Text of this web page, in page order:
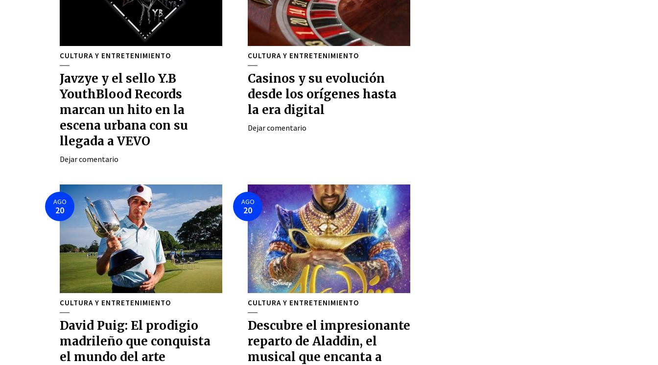
CULTURA Y ENTRETENIMIENTO
Javzye y el sello Y.B
YouthBlood Records
marcan un hito en la
escena urbana con su
llegada a VEVO
Dejar comentario
CULTURA Y ENTRETENIMIENTO
Casinos y su evolución
desde los orígenes hasta
la era digital
Dejar comentario
AGO
20
CULTURA Y ENTRETENIMIENTO
David Puig: El prodigio
madrileño que conquista
el mundo del arte
AGO
20
CULTURA Y ENTRETENIMIENTO
Descubre el impresionante
reparto de Aladdin, el
musical que encanta a